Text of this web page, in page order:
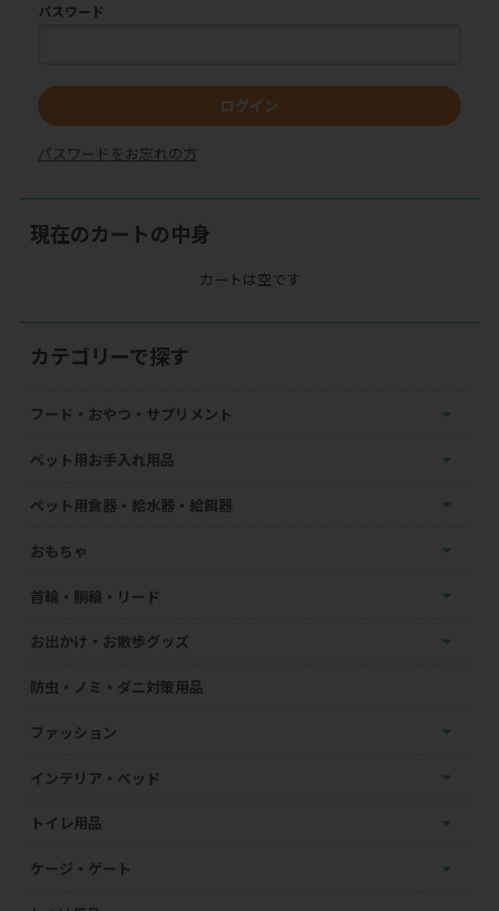
パスワード
ログイン
パスワードをお忘れの方
現在のカートの中身
カートは空です
カテゴリーで探す
フード・おやつ・サプリメント
ペット用お手入れ用品
ペット用食器・給水器・給餌器
おもちゃ
首輪・胴輪・リード
お出かけ・お散歩グッズ
防虫・ノミ・ダニ対策用品
ファッション
インテリア・ベッド
トイレ用品
ケージ・ゲート